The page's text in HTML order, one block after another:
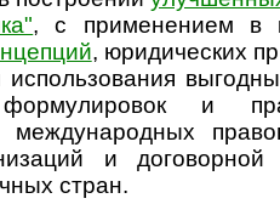
, с при­ме­не­ни­ем в
, юридических
и
международных
и договорной
стран.